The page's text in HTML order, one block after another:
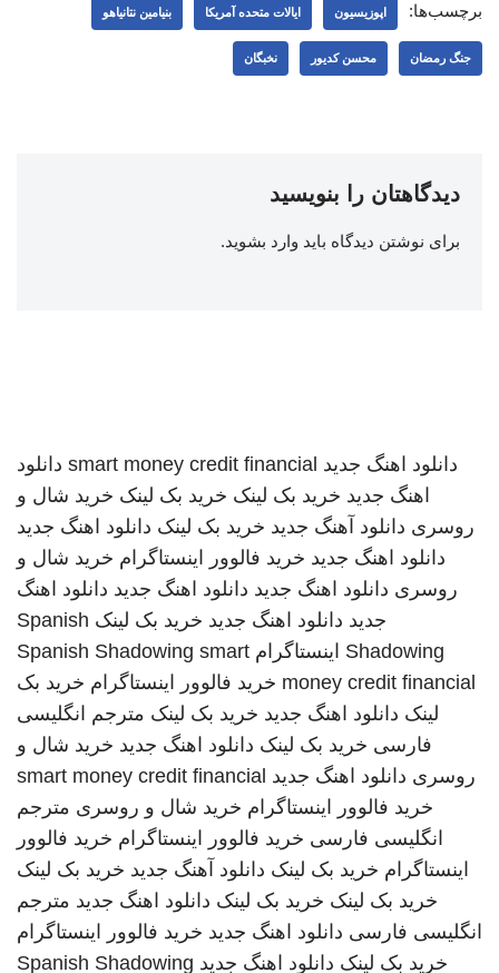
برچسب‌ها: اپوزیسیون ایالات متحده آمریکا بنیامین نتانیاهو
جنگ رمضان محسن کدیور نخبگان
دیدگاهتان را بنویسید
برای نوشتن دیدگاه باید وارد بشوید.
دانلود اهنگ جدید smart money credit financial دانلود
اهنگ جدید خرید بک لینک خرید بک لینک خرید شال و
روسری دانلود آهنگ جدید خرید بک لینک دانلود اهنگ جدید
دانلود اهنگ جدید خرید فالوور اینستاگرام خرید شال و
روسری دانلود اهنگ جدید دانلود اهنگ جدید دانلود اهنگ
جدید دانلود اهنگ جدید خرید بک لینک Spanish
Shadowing اینستاگرام Spanish Shadowing smart
money credit financial خرید فالوور اینستاگرام خرید بک
لینک دانلود اهنگ جدید خرید بک لینک مترجم انگلیسی
فارسی خرید بک لینک دانلود اهنگ جدید خرید شال و
روسری دانلود اهنگ جدید smart money credit financial
خرید فالوور اینستاگرام خرید شال و روسری مترجم
انگلیسی فارسی خرید فالوور اینستاگرام خرید فالوور
اینستاگرام خرید بک لینک دانلود آهنگ جدید خرید بک لینک
خرید بک لینک خرید بک لینک دانلود اهنگ جدید مترجم
انگلیسی فارسی دانلود اهنگ جدید خرید فالوور اینستاگرام
خرید بک لینک دانلود اهنگ جدید Spanish Shadowing